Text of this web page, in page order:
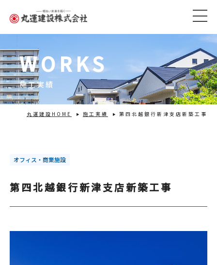
施工実績
WORKS
丸運建設HOME 施工実績 第四北越銀行新津支店新築工事
オフィス・商業施設
第四北越銀行新津支店新築工事